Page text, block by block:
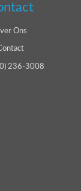
Ons
236-3008